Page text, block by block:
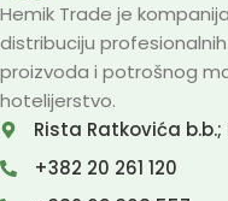
Hemik Trade je
distribuciju
proizvoda i potrošnog
hotelijerstvo.
Rista Ratkovića
+382 20 261 120